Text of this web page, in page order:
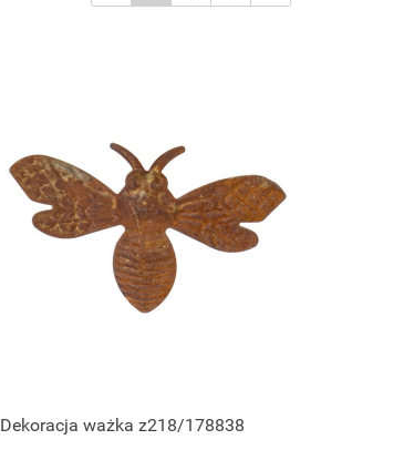
Dekoracja ważka z218/178838